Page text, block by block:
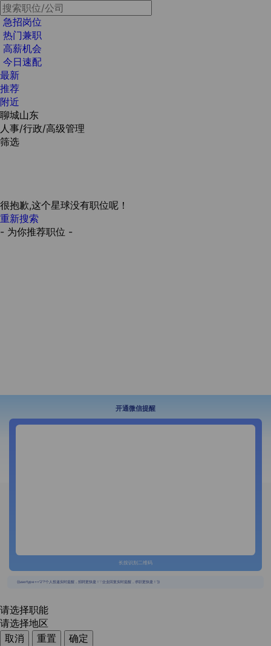
急招岗位
热门兼职
高薪机会
今日速配
最新
推荐
附近
聊城山东
人事/行政/高级管理
筛选
很抱歉,这个星球没有职位呢！
重新搜索
- 为你推荐职位 -
开通微信提醒
长按识别二维码
{{usertype=='2'?'个人投递实时提醒，招聘更快捷！':'企业回复实时提醒，求职更快捷！'}}
请选择职能
请选择地区
取消
重置
确定